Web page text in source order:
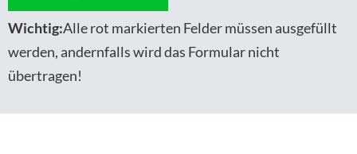
Wichtig:Alle rot markierten Felder müssen ausgefüllt
werden, andernfalls wird das Formular nicht
übertragen!